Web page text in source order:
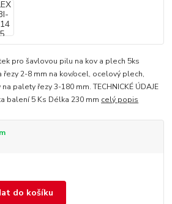
pro šavlovou pilu na kov a plech 5ks
2-8 mm na kov/ocel, ocelový plech,
palety řezy 3-180 mm. TECHNICKÉ ÚDAJE
balení 5 Ks Délka 230 mm celý popis
do košíku